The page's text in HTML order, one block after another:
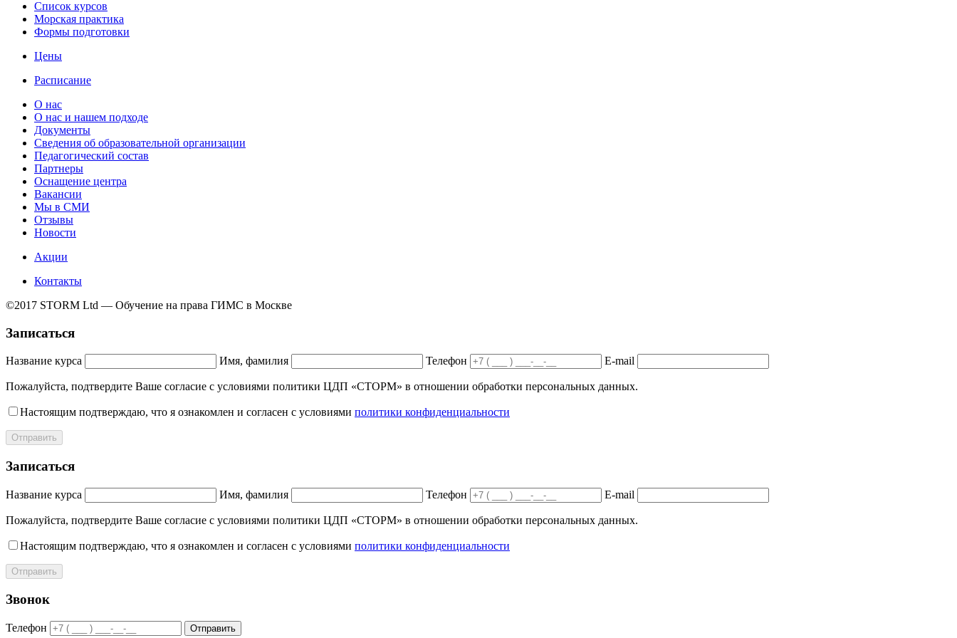
Список курсов
Морская практика
Формы подготовки
Цены
Расписание
О нас
О нас и нашем подходе
Документы
Сведения об образовательной организации
Педагогический состав
Партнеры
Оснащение центра
Вакансии
Мы в СМИ
Отзывы
Новости
Акции
Контакты
©2017 STORM Ltd — Обучение на права ГИМС в Москве
Записаться
Название курса Имя, фамилия Телефон E-mail
Пожалуйста, подтвердите Ваше согласие с условиями политики ЦДП «СТОРМ» в отношении обработки персональных данных.
Настоящим подтверждаю, что я ознакомлен и согласен с условиями политики конфиденциальности
Отправить
Записаться
Название курса Имя, фамилия Телефон E-mail
Пожалуйста, подтвердите Ваше согласие с условиями политики ЦДП «СТОРМ» в отношении обработки персональных данных.
Настоящим подтверждаю, что я ознакомлен и согласен с условиями политики конфиденциальности
Отправить
Звонок
Телефон Отправить